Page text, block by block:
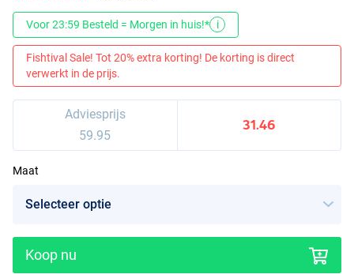
Voor 23:59 Besteld = Morgen in huis!* i
Fishtival Sale! Tot 20% extra korting! De korting is direct
verwerkt in de prijs.
Adviesprijs
59.95
31.46
Maat
Koop nu